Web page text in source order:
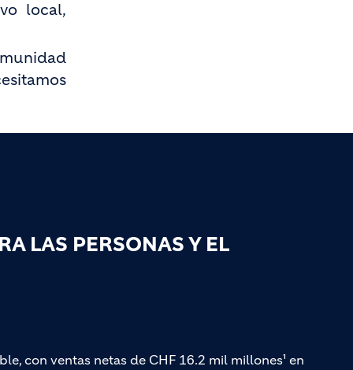
local,
LAS PERSONAS Y EL
con ventas netas de CHF 16.2 mil millones¹ en